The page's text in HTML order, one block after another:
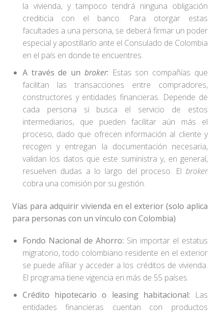
la vivienda, y tampoco tendrá ninguna obligación
crediticia con el banco. Para otorgar estas
facultades a una persona, se deberá firmar un poder
especial y apostillarlo ante el Consulado de Colombia
en el país en donde te encuentres.
A través de un broker: Estas son compañías que
facilitan las transacciones entre compradores,
constructores y entidades financieras. Depende de
cada persona si busca el servicio de estos
intermediarios, que pueden facilitar aún más el
proceso, dado que ofrecen información al cliente y
recogen y entregan la documentación necesaria,
validan los datos que este suministra y, en general,
resuelven dudas a lo largo del proceso. El broker
cobra una comisión por su gestión.
Vías para adquirir vivienda en el exterior (solo aplica
para personas con un vínculo con Colombia)
Fondo Nacional de Ahorro: Sin importar el estatus
migratorio, todo colombiano residente en el exterior
se puede afiliar y acceder a los créditos de vivienda.
El programa tiene vigencia en más de 55 países.
Crédito hipotecario o leasing habitacional: Las
entidades financieras cuentan con productos